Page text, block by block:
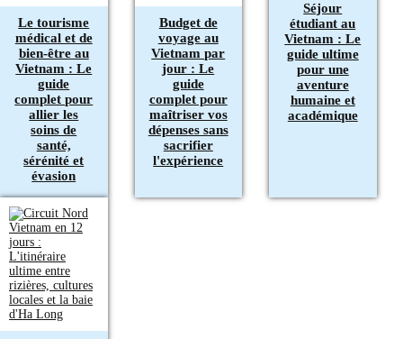
Le tourisme
médical et de
bien-être au
Vietnam : Le
guide
complet pour
allier les
soins de
santé,
sérénité et
évasion
Budget de
voyage au
Vietnam par
jour : Le
guide
complet pour
maîtriser vos
dépenses sans
sacrifier
l'expérience
Séjour
étudiant au
Vietnam : Le
guide ultime
pour une
aventure
humaine et
académique